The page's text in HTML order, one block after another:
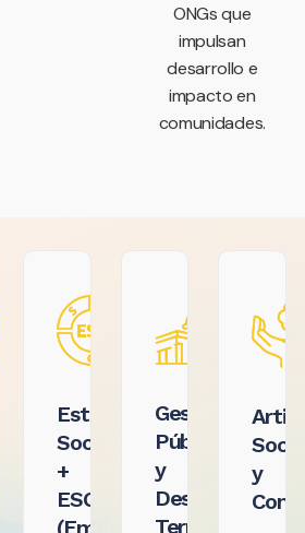
ONGs que
impulsan
desarrollo e
impacto en
comunidades.
Estrategia
Social
+
ESG
(Empresa)
Gestión
Pública
y
Desarrollo
Territorial
y